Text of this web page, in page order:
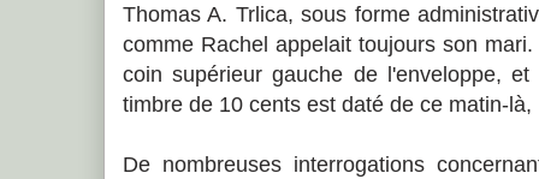
Thomas A. Trlica, sous forme
comme Rachel appelait toujours son
coin supérieur gauche de l'enveloppe,
timbre de 10 cents est daté de ce matin-
De nombreuses interrogations